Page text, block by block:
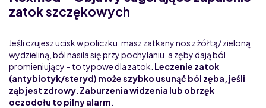
zatok szczękowych
Jeśli czujesz ucisk w policzku, masz zatkany nos z żółtą/ zieloną
wydzieliną, ból nasila się przy pochylaniu, a zęby dają ból
promieniujący – to typowe dla zatok. Leczenie zatok
(antybiotyk/steryd) może szybko usunąć ból zęba, jeśli
ząb jest zdrowy Zaburzenia widzenia lub obrzęk
oczodołu to pilny alarm